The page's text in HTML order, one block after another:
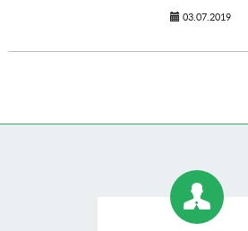
03.07.2019